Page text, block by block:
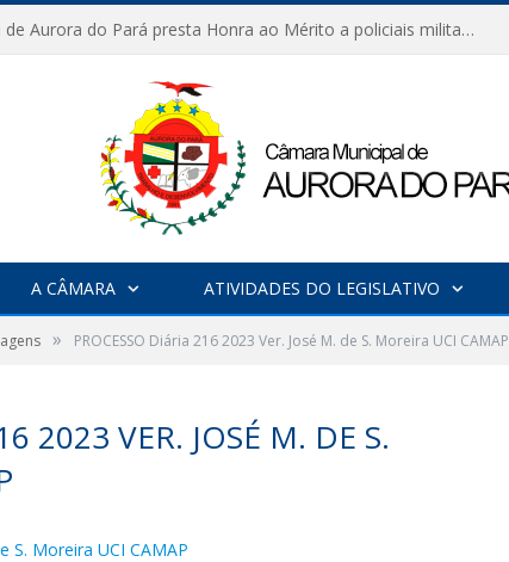
Câmara de Aurora do Pará presta Honra ao Mérito a policiais militares em sessão marcada por reconhecimento e emoção
A CÂMARA ATIVIDADES DO LEGISLATIVO
» PROCESSO Diária 216 2023 Ver. José M. de S. Moreira UCI CAMAP
2023 VER. JOSÉ M. DE S.
S. Moreira UCI CAMAP